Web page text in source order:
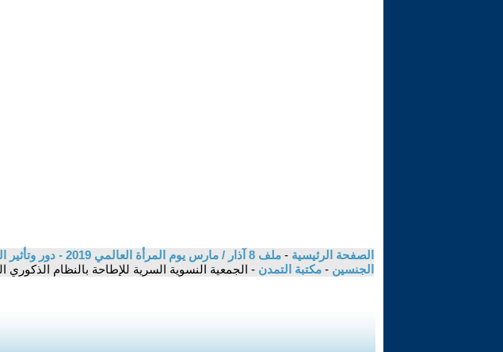
الصفحة الرئيسية -
ملف 8 آذار / مارس
الجنسين - مكتبة التمدن - الجمعية النسوية السرية للإطاحة بالنظام